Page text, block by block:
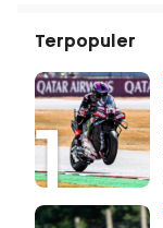
Terpopuler